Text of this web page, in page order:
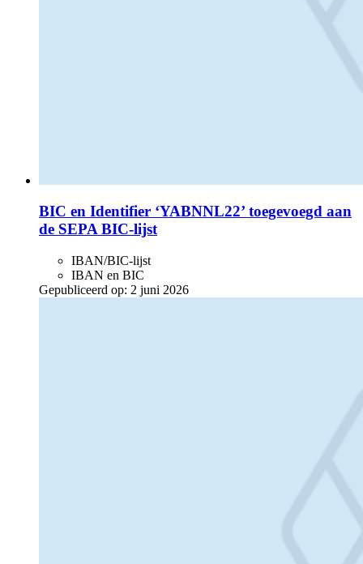
BIC en Identifier ‘YABNNL22’ toegevoegd aan
de SEPA BIC-lijst
IBAN/BIC-lijst
IBAN en BIC
Gepubliceerd op: 2 juni 2026